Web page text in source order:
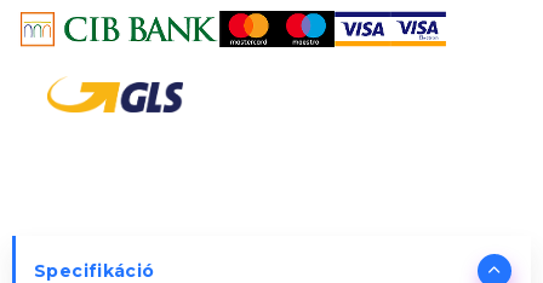
Specifikáció